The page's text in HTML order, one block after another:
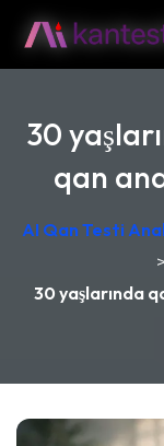
30
qan
AI Qan Testi
>
30 yaşlarında